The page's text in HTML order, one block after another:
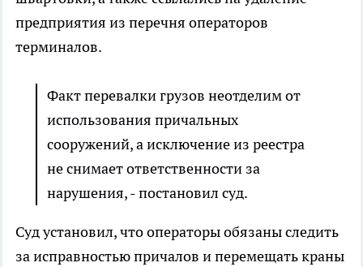
предприятия из перечня операторов
терминалов.
Факт перевалки грузов неотделим от
использования причальных
сооружений, а исключение из реестра
не снимает ответственности за
нарушения, - постановил суд.
Суд установил, что операторы обязаны следить
за исправностью причалов и перемещать краны